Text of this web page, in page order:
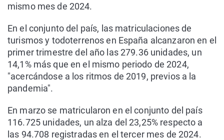
mismo mes de 2024.
En el conjunto del país, las matriculaciones de
turismos y todoterrenos en España alcanzaron en el
primer trimestre del año las 279.36 unidades, un
14,1% más que en el mismo periodo de 2024,
"acercándose a los ritmos de 2019, previos a la
pandemia".
En marzo se matricularon en el conjunto del país
116.725 unidades, un alza del 23,25% respecto a
las 94.708 registradas en el tercer mes de 2024.